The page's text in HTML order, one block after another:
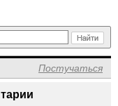
Постучаться